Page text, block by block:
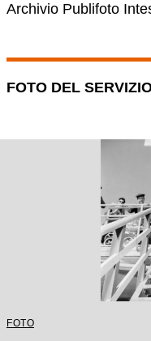
Archivio Publifoto
FOTO DEL
FOTO